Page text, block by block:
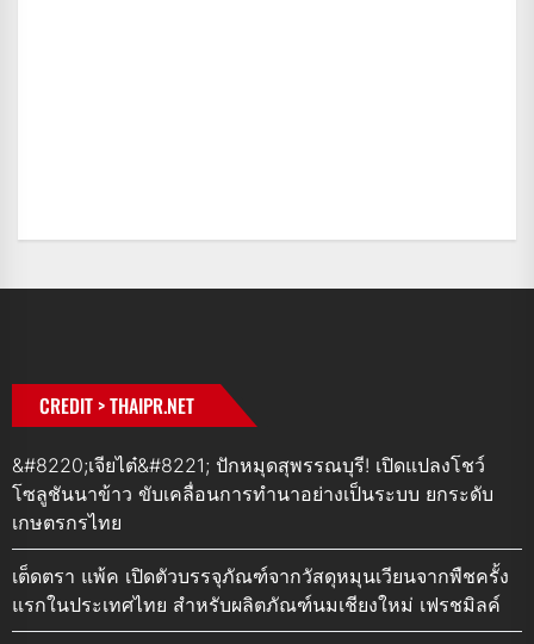
CREDIT > THAIPR.NET
&#8220;เจียไต๋&#8221; ปักหมุดสุพรรณบุรี! เปิดแปลงโชว์
โซลูชันนาข้าว ขับเคลื่อนการทำนาอย่างเป็นระบบ ยกระดับ
เกษตรกรไทย
เต็ดตรา แพ้ค เปิดตัวบรรจุภัณฑ์จากวัสดุหมุนเวียนจากพืชครั้ง
แรกในประเทศไทย สำหรับผลิตภัณฑ์นมเชียงใหม่ เฟรชมิลค์